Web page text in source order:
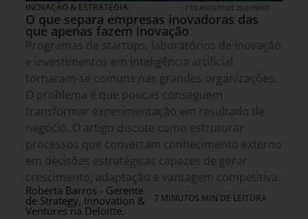
INOVAÇÃO & ESTRATÉGIA 7 DE AGOSTO DE 2026 09H00
O que separa empresas inovadoras das
que apenas fazem inovação
Programas de startups, laboratórios de inovação
e investimentos em inteligência artificial
tornaram-se comuns nas grandes organizações.
O problema é que poucas conseguem
transformar experimentação em resultado de
negócio. O artigo discute como estruturar
processos que convertam conhecimento externo
em decisões estratégicas capazes de gerar
crescimento, adaptação e vantagem competitiva.
Roberta Barros - Gerente
de Strategy, Innovation &
Ventures na Deloitte.
7 MINUTOS MIN DE LEITURA